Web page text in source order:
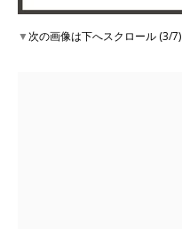
▼次の画像は下へスクロール (3/7)